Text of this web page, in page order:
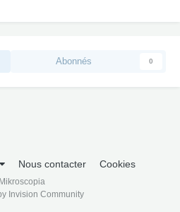
Abonnés 0
Nous contacter Cookies
Mikroscopia
Invision Community